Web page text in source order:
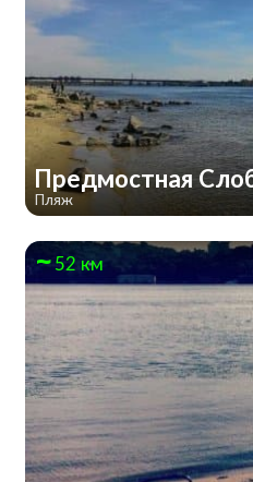
Предмостная
Пляж
52 км